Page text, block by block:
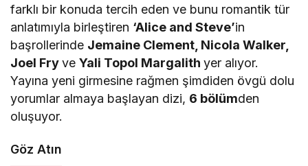
farklı bir konuda tercih eden ve bunu romantik tür
anlatımıyla birleştiren ‘Alice and Steve’in
başrollerinde Jemaine Clement, Nicola Walker,
Joel FryveYali Topol Margalithyer alıyor.
Yayına yeni girmesine rağmen şimdiden övgü dolu
yorumlar almaya başlayan dizi, 6 bölümden
oluşuyor.
Göz Atın